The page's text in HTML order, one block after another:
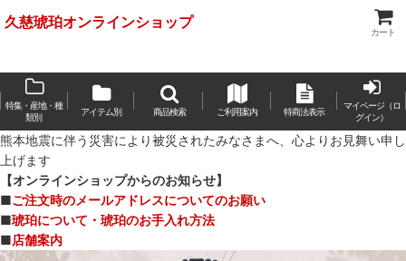
久慈琥珀オンラインショップ
カート
特集・産地・種
類別
アイテム別 商品検索 ご利用案内 特商法表示
マイページ（ロ
グイン）
熊本地震に伴う災害により被災されたみなさまへ、心よりお見舞い申し
上げます
【オンラインショップからのお知らせ】
■ご注文時のメールアドレスについてのお願い
■琥珀について・琥珀のお手入れ方法
■店舗案内